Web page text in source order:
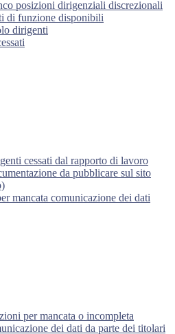
posizioni dirigenziali discrezionali
di funzione disponibili
dirigenti
cessati dal rapporto di lavoro
da pubblicare sul sito
mancata comunicazione dei dati
per mancata o incompleta
dei dati da parte dei titolari